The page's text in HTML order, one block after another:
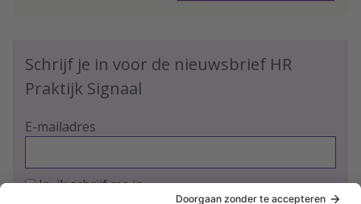
Schrijf je in voor de nieuwsbrief HR
Praktijk Signaal
E-mailadres
Ja, ik schrijf me in